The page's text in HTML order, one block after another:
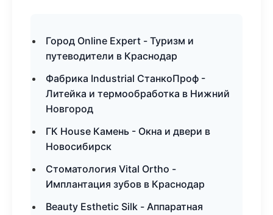
Город Online Expert - Туризм и
путеводители в Краснодар
Фабрика Industrial СтанкоПроф -
Литейка и термообработка в Нижний
Новгород
ГК House Камень - Окна и двери в
Новосибирск
Стоматология Vital Ortho -
Имплантация зубов в Краснодар
Beauty Esthetic Silk - Аппаратная